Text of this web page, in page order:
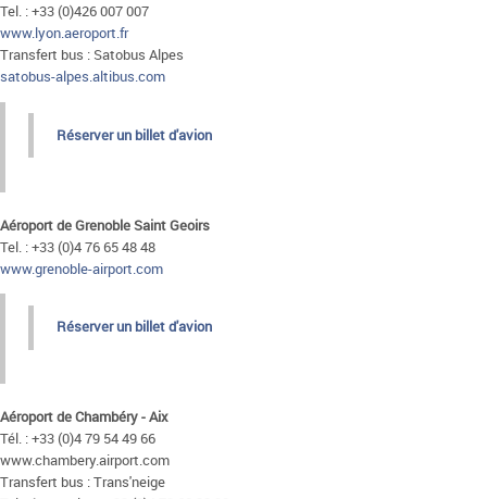
Tel. : +33 (0)426 007 007
www.lyon.aeroport.fr
Transfert bus : Satobus Alpes
satobus-alpes.altibus.com
Réserver un billet d'avion
Aéroport de Grenoble Saint Geoirs
Tel. : +33 (0)4 76 65 48 48
www.grenoble-airport.com
Réserver un billet d'avion
Aéroport de Chambéry - Aix
Tél. : +33 (0)4 79 54 49 66
www.chambery.airport.com
Transfert bus : Trans'neige